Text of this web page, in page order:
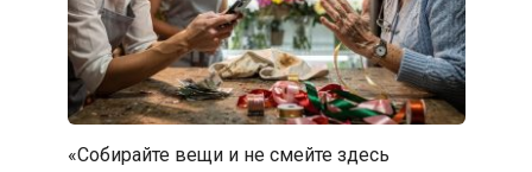
«Собирайте вещи и не смейте здесь